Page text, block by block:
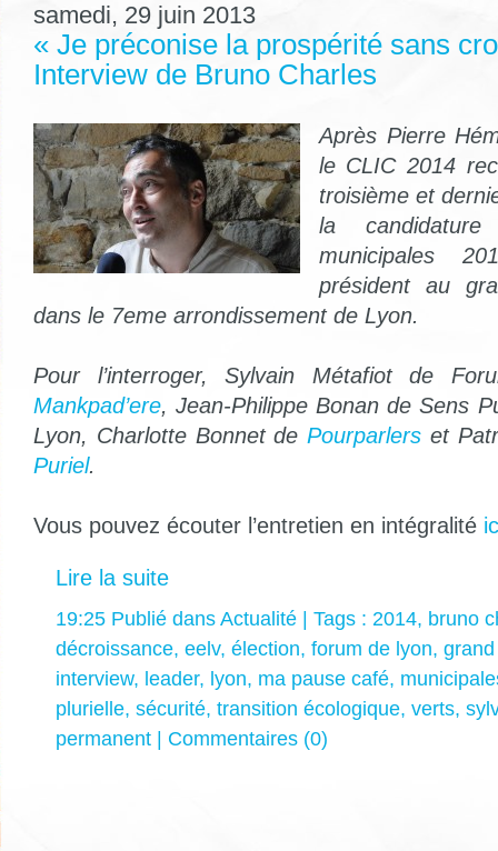
samedi, 29 juin 2013
« Je préconise la prospérité sans
Interview de Bruno Charles
Après Pierre
le CLIC 2014
troisième et
la
municipales
président au
dans le 7eme arrondissement de Lyon.
Pour l’interroger, Sylvain Métafiot de
Mankpad’ere, Jean-Philippe Bonan de Sens
Lyon, Charlotte Bonnet dePourparlers et
Puriel.
Vous pouvez écouter l’entretien en intégralité
Lire la suite
19:25 Publié dans Actualité | Tags : 2014, bruno
décroissance, eelv, élection, forum de lyon,
interview, leader, lyon, ma pause café,
plurielle, sécurité, transition écologique, verts,
permanent
Commentaires (0)